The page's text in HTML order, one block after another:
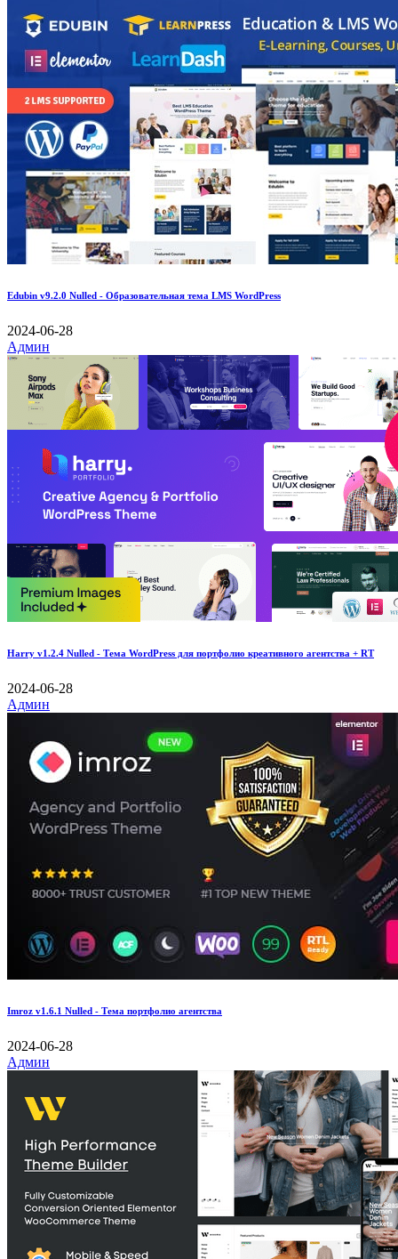
Edubin v9.2.0 Nulled - Образовательная тема LMS WordPress
2024-06-28
Админ
Harry v1.2.4 Nulled - Тема WordPress для портфолио креативного агентства + RT
2024-06-28
Админ
Imroz v1.6.1 Nulled - Тема портфолио агентства
2024-06-28
Админ